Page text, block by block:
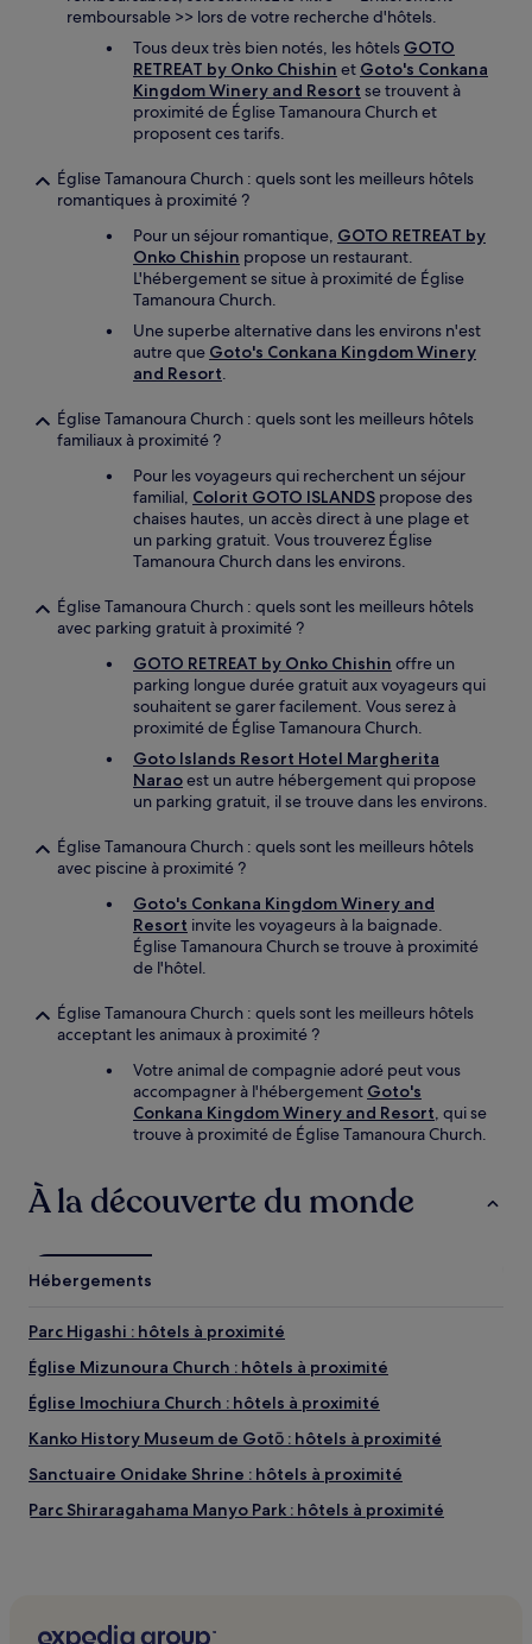
remboursable >> lors de votre recherche d'hôtels.
Tous deux très bien notés, les hôtels GOTO
RETREAT by Onko Chishin et Goto's Conkana
Kingdom Winery and Resort se trouvent à
proximité de Église Tamanoura Church et
proposent ces tarifs.
Église Tamanoura Church : quels sont les meilleurs hôtels
romantiques à proximité ?
Pour un séjour romantique, GOTO RETREAT by
Onko Chishin propose un restaurant.
L'hébergement se situe à proximité de Église
Tamanoura Church.
Une superbe alternative dans les environs n'est
autre que Goto's Conkana Kingdom Winery
and Resort.
Église Tamanoura Church : quels sont les meilleurs hôtels
familiaux à proximité ?
Pour les voyageurs qui recherchent un séjour
familial, Colorit GOTO ISLANDS propose des
chaises hautes, un accès direct à une plage et
un parking gratuit. Vous trouverez Église
Tamanoura Church dans les environs.
Église Tamanoura Church : quels sont les meilleurs hôtels
avec parking gratuit à proximité ?
GOTO RETREAT by Onko Chishin offre un
parking longue durée gratuit aux voyageurs qui
souhaitent se garer facilement. Vous serez à
proximité de Église Tamanoura Church.
Goto Islands Resort Hotel Margherita
Naraoest un autre hébergement qui propose
un parking gratuit, il se trouve dans les environs.
Église Tamanoura Church : quels sont les meilleurs hôtels
avec piscine à proximité ?
Goto's Conkana Kingdom Winery and
Resort invite les voyageurs à la baignade.
Église Tamanoura Church se trouve à proximité
de l'hôtel.
Église Tamanoura Church : quels sont les meilleurs hôtels
acceptant les animaux à proximité ?
Votre animal de compagnie adoré peut vous
accompagner à l'hébergement Goto's
Conkana Kingdom Winery and Resort, qui se
trouve à proximité de Église Tamanoura Church.
À la découverte du monde
Hébergements
Parc Higashi : hôtels à proximité
Église Mizunoura Church : hôtels à proximité
Église Imochiura Church : hôtels à proximité
Kanko History Museum de Gotō : hôtels à proximité
Sanctuaire Onidake Shrine : hôtels à proximité
Parc Shiraragahama Manyo Park : hôtels à proximité